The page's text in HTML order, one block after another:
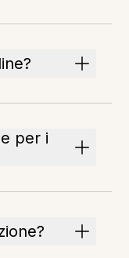
per i